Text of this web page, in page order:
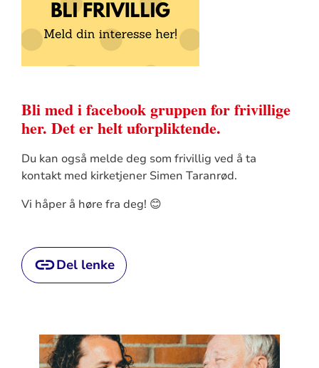
Bli med i facebook gruppen for frivillige
her. Det er helt uforpliktende.
Du kan også melde deg som frivillig ved å ta
kontakt med kirketjener Simen Taranrød.
Vi håper å høre fra deg! 😊
Del lenke